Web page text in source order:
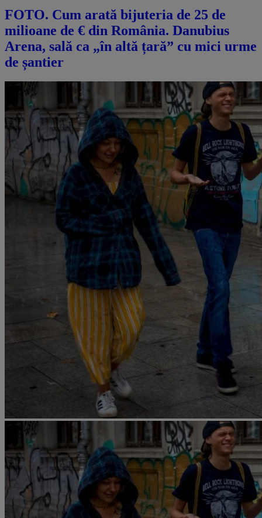
FOTO. Cum arată bijuteria de 25 de
milioane de € din România. Danubius
Arena, sală ca „în altă țară” cu mici urme
de șantier